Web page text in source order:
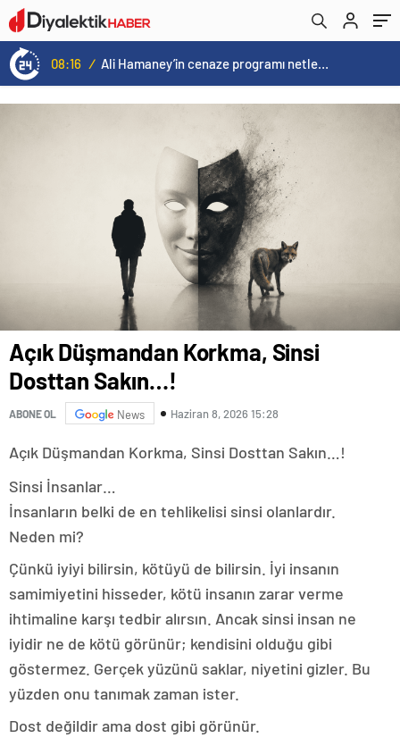
08:16 / Ali Hamaney’in cenaze programı netleşti: Yeni lider Mücteba Hamaney törenlere katılamayabilir
Açık Düşmandan Korkma, Sinsi
Dosttan Sakın…!
ABONE OL News Haziran 8, 2026 15:28
Açık Düşmandan Korkma, Sinsi Dosttan Sakın…!
Sinsi İnsanlar…
İnsanların belki de en tehlikelisi sinsi olanlardır.
Neden mi?
Çünkü iyiyi bilirsin, kötüyü de bilirsin. İyi insanın
samimiyetini hisseder, kötü insanın zarar verme
ihtimaline karşı tedbir alırsın. Ancak sinsi insan ne
iyidir ne de kötü görünür; kendisini olduğu gibi
göstermez. Gerçek yüzünü saklar, niyetini gizler. Bu
yüzden onu tanımak zaman ister.
Dost değildir ama dost gibi görünür.